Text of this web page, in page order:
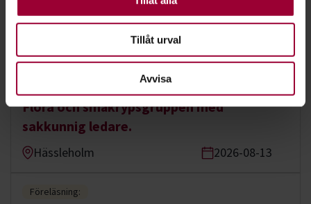
Tillåt urval
Avvisa
och kulturhistoria.
Flora och småkrypsgruppen med
sakkunnig ledare.
Hässleholm 2026-08-13
Föreläsning: